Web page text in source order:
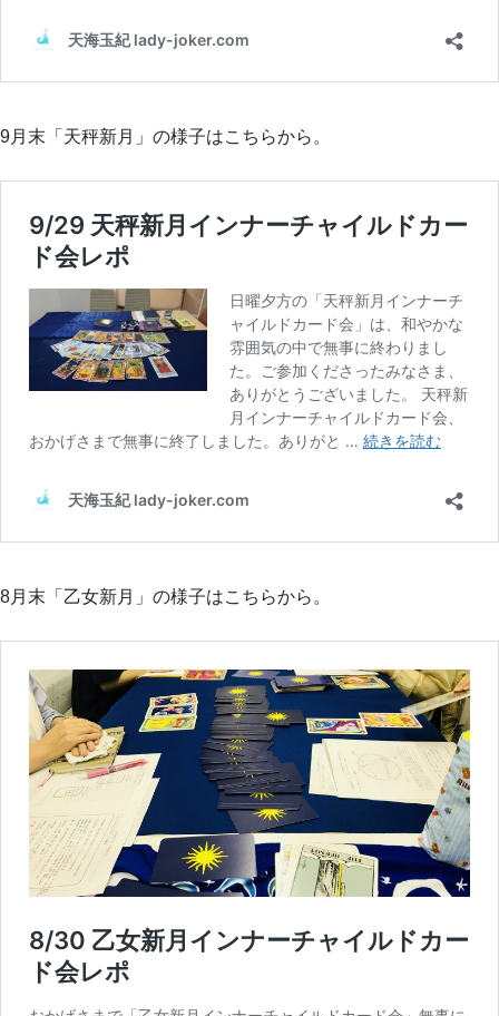
9月末「天秤新月」の様子はこちらから。
8月末「乙女新月」の様子はこちらから。